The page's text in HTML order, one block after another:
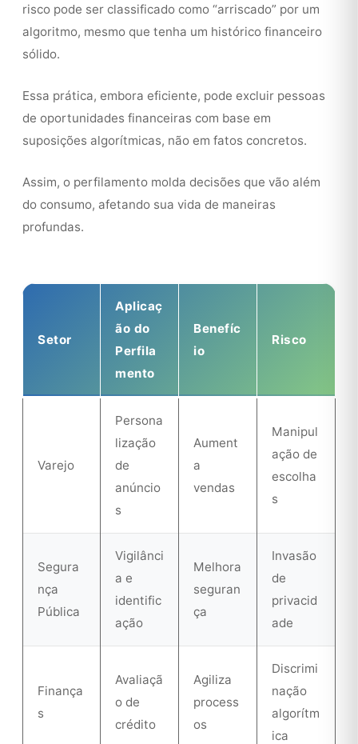
risco pode ser classificado como “arriscado” por um
algoritmo, mesmo que tenha um histórico financeiro
sólido.
Essa prática, embora eficiente, pode excluir pessoas
de oportunidades financeiras com base em
suposições algorítmicas, não em fatos concretos.
Assim, o perfilamento molda decisões que vão além
do consumo, afetando sua vida de maneiras
profundas.
Setor
Aplicaç
ão do
Perfila
mento
Benefíc
io
Risco
Varejo
Persona
lização
de
anúncio
s
Aument
a
vendas
Manipul
ação de
escolha
s
Segura
nça
Pública
Vigilânci
a e
identific
ação
Melhora
seguran
ça
Invasão
de
privacid
ade
Finança
s
Avaliaçã
o de
crédito
Agiliza
process
os
Discrimi
nação
algorítm
ica